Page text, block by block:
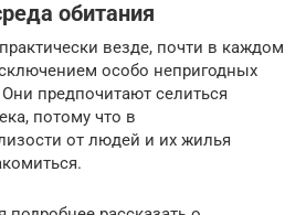
обитания
везде, почти в каждом
особо непригодных
предпочитают селиться
потому что в
от людей и их жилья